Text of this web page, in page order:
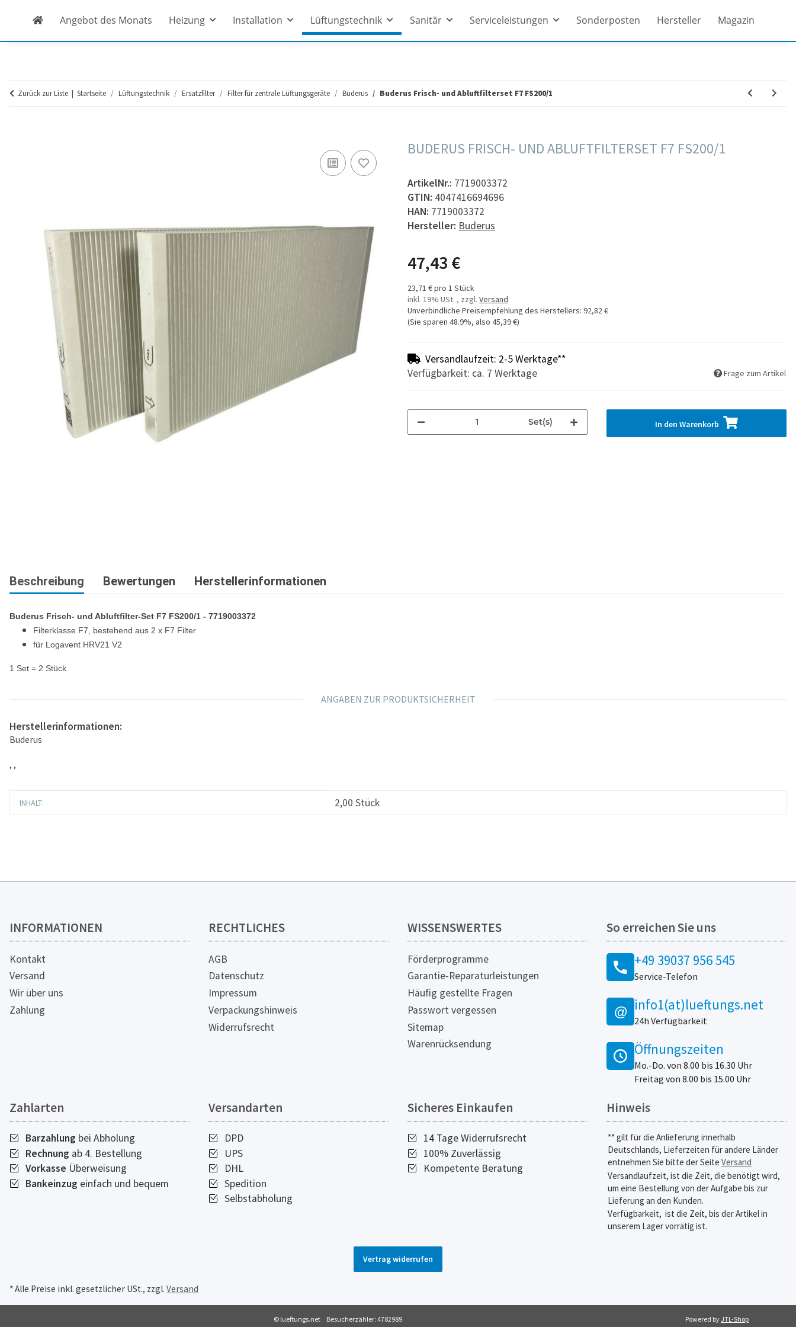
Angebot des Monats Heizung Installation Lüftungstechnik Sanitär Serviceleistungen Sonderposten Hersteller Magazin
Zurück zur Liste Startseite Lüftungstechnik Ersatzfilter Filter für zentrale Lüftungsgeräte Buderus Buderus Frisch- und Abluftfilterset F7 FS200/1
BUDERUS FRISCH- UND ABLUFTFILTERSET F7 FS200/1
ArtikelNr.: 7719003372
GTIN: 4047416694696
HAN: 7719003372
Hersteller: Buderus
47,43 €
23,71 € pro 1 Stück
inkl. 19% USt. , zzgl. Versand
Unverbindliche Preisempfehlung des Herstellers: 92,82 €
(Sie sparen 48.9%, also 45,39 €)
Versandlaufzeit: 2-5 Werktage**
Verfügbarkeit: ca. 7 Werktage
Frage zum Artikel
Set(s) In den Warenkorb
Beschreibung Bewertungen Herstellerinformationen
Buderus Frisch- und Abluftfilter-Set F7 FS200/1 - 7719003372
Filterklasse F7, bestehend aus 2 x F7 Filter
für Logavent HRV21 V2
1 Set = 2 Stück
ANGABEN ZUR PRODUKTSICHERHEIT
Herstellerinformationen:
Buderus
, ,
Produkteigenschaft
Wert
INHALT: 2,00 Stück
INFORMATIONEN
Kontakt
Versand
Wir über uns
Zahlung
RECHTLICHES
AGB
Datenschutz
Impressum
Verpackungshinweis
Widerrufsrecht
WISSENSWERTES
Förderprogramme
Garantie-Reparaturleistungen
Häufig gestellte Fragen
Passwort vergessen
Sitemap
Warenrücksendung
So erreichen Sie uns
+49 39037 956 545
Service-Telefon
@ info1(at)lueftungs.net
24h Verfügbarkeit
Öffnungszeiten
Mo.-Do. von 8.00 bis 16.30 Uhr
Freitag von 8.00 bis 15.00 Uhr
Zahlarten
Barzahlung bei Abholung
Rechnung ab 4. Bestellung
Vorkasse Überweisung
Bankeinzug einfach und bequem
Versandarten
DPD
UPS
DHL
Spedition
Selbstabholung
Sicheres Einkaufen
14 Tage Widerrufsrecht
100% Zuverlässig
Kompetente Beratung
Hinweis
** gilt für die Anlieferung innerhalb
Deutschlands, Lieferzeiten für andere Länder
entnehmen Sie bitte der Seite Versand
Versandlaufzeit, ist die Zeit, die benötigt wird,
um eine Bestellung von der Aufgabe bis zur
Lieferung an den Kunden.
Verfügbarkeit, ist die Zeit, bis der Artikel in
unserem Lager vorrätig ist.
Vertrag widerrufen
* Alle Preise inkl. gesetzlicher USt., zzgl. Versand
© lueftungs.net Besucherzähler: 4782989 Powered by JTL-Shop